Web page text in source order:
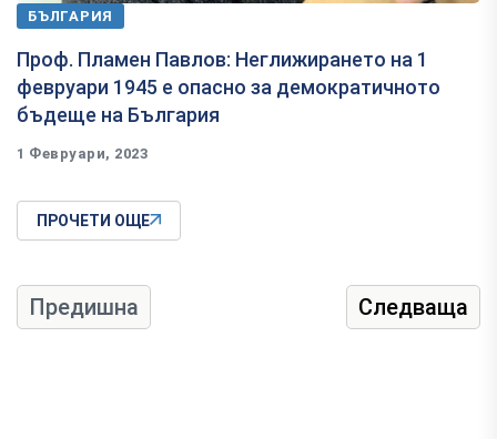
БЪЛГАРИЯ
Проф. Пламен Павлов: Неглижирането на 1
февруари 1945 е опасно за демократичното
бъдеще на България
1 Февруари, 2023
ПРОЧЕТИ ОЩЕ
Предишна Следваща